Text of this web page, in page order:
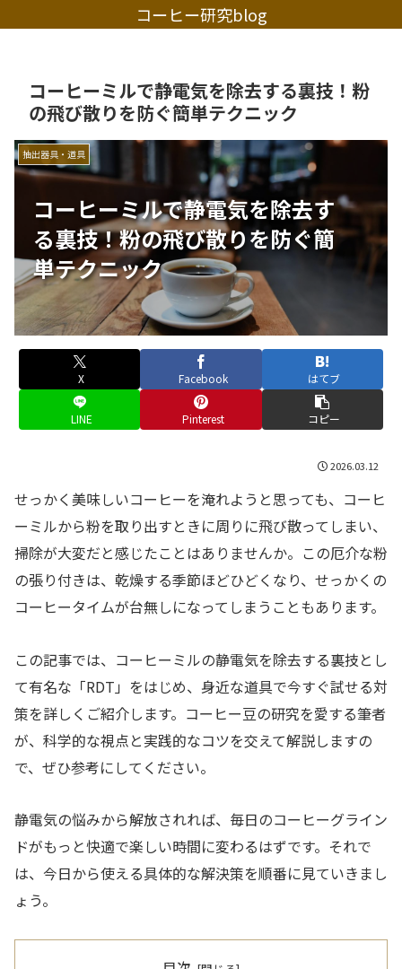
コーヒー研究blog
コーヒーミルで静電気を除去する裏技！粉
の飛び散りを防ぐ簡単テクニック
コーヒーミルで静電気を除去す
る裏技！粉の飛び散りを防ぐ簡
単テクニック
抽出器具・道具
X Facebook はてブ
LINE Pinterest コピー
2026.03.12
せっかく美味しいコーヒーを淹れようと思っても、コーヒ
ーミルから粉を取り出すときに周りに飛び散ってしまい、
掃除が大変だと感じたことはありませんか。この厄介な粉
の張り付きは、乾燥する季節ほどひどくなり、せっかくの
コーヒータイムが台無しになってしまうこともあります。
この記事では、コーヒーミルの静電気を除去する裏技とし
て有名な「RDT」をはじめ、身近な道具で今すぐ試せる対
策を詳しくご紹介します。コーヒー豆の研究を愛する筆者
が、科学的な視点と実践的なコツを交えて解説しますの
で、ぜひ参考にしてください。
静電気の悩みから解放されれば、毎日のコーヒーグライン
ドがもっと快適で楽しい時間に変わるはずです。それで
は、今日から使える具体的な解決策を順番に見ていきまし
ょう。